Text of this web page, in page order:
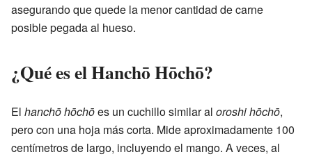
asegurando que quede la menor cantidad de carne
posible pegada al hueso.
¿Qué es el Hanchō Hōchō?
El hanchō hōchōes un cuchillo similar al oroshi hōchō,
pero con una hoja más corta. Mide aproximadamente 100
centímetros de largo, incluyendo el mango. A veces, al